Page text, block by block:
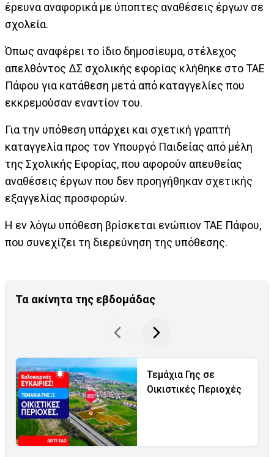
έρευνα αναφορικά με ύποπτες αναθέσεις έργων σε
σχολεία.
Όπως αναφέρει το ίδιο δημοσίευμα, στέλεχος
απελθόντος ΔΣ σχολικής εφορίας κλήθηκε στο ΤΑΕ
Πάφου για κατάθεση μετά από καταγγελίες που
εκκρεμούσαν εναντίον του.
Για την υπόθεση υπάρχει και σχετική γραπτή
καταγγελία προς τον Υπουργό Παιδείας από μέλη
της Σχολικής Εφορίας, που αφορούν απευθείας
αναθέσεις έργων που δεν προηγήθηκαν σχετικής
εξαγγελίας προσφορών.
Η εν λόγω υπόθεση βρίσκεται ενώπιον ΤΑΕ Πάφου,
που συνεχίζει τη διερεύνηση της υπόθεσης.
Τα ακίνητα της εβδομάδας
Τεμάχια Γης σε
Οικιστικές Περιοχές